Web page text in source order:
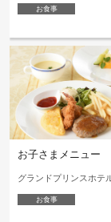
お食事
お子さまメニュー
グランドプリンスホテ
お食事